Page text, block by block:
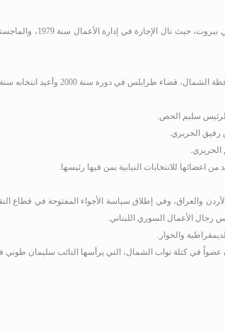
سنة 1980، وتابع دراساته العليا في جامعة هارفرد للأعمال سنة 1989 وجامعة
الشمال، قضاء طرابلس في دورة سنة 2000
وأعيد انتخابه سنة 2009
للانتخابات النيابية بمن فيها رئيسها.
والعراق، وفي إطلاق سياسة الأجواء المفتوحة في قطاع
رجال الأعمال السوري اللبناني.
والحوار.
في كتلة نواب الشمال، التي يرأسها النائب سليمان طوني